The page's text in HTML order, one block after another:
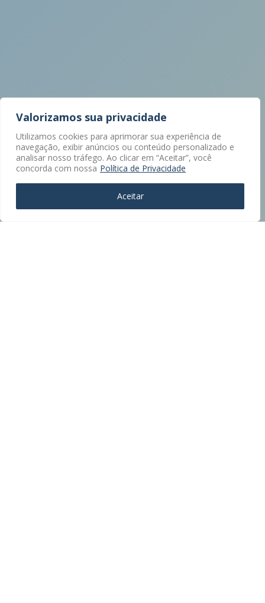
Valorizamos sua privacidade
Utilizamos cookies para aprimorar sua experiência de
navegação, exibir anúncios ou conteúdo personalizado e
analisar nosso tráfego. Ao clicar em “Aceitar”, você
concorda com nossa Política de Privacidade
Aceitar